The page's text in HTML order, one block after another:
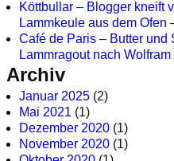
Köttbullar – Blogger kneift
Lammkeule aus dem Ofen
Café de Paris – Butter und
Lammragout nach
Archiv
Januar 2025 (2)
Mai 2021 (1)
Dezember 2020 (1)
November 2020 (1)